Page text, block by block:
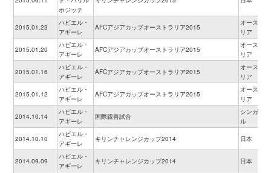
ホジッチ
2015.01.23
ハビエル・
アギーレ
AFCアジアカップオーストラリア2015
オーストラ
リア
2015.01.20
ハビエル・
アギーレ
AFCアジアカップオーストラリア2015
オーストラ
リア
2015.01.16
ハビエル・
アギーレ
AFCアジアカップオーストラリア2015
オーストラ
リア
2015.01.12
ハビエル・
アギーレ
AFCアジアカップオーストラリア2015
オーストラ
リア
2014.10.14
ハビエル・
アギーレ
国際親善試合
シンガポー
ル
2014.10.10
ハビエル・
アギーレ
キリンチャレンジカップ2014 日本
2014.09.09
ハビエル・
アギーレ
キリンチャレンジカップ2014 日本